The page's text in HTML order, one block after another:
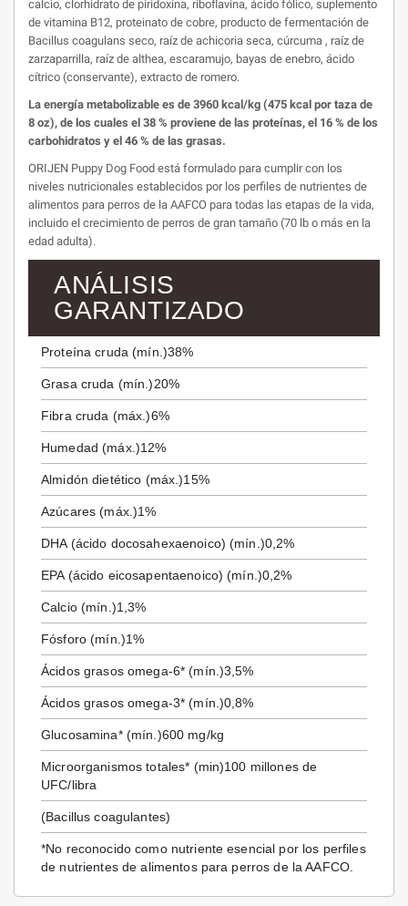
calcio, clorhidrato de piridoxina, riboflavina, ácido fólico, suplemento
de vitamina B12, proteinato de cobre, producto de fermentación de
Bacillus coagulans seco, raíz de achicoria seca, cúrcuma , raíz de
zarzaparrilla, raíz de althea, escaramujo, bayas de enebro, ácido
cítrico (conservante), extracto de romero.
La energía metabolizable es de 3960 kcal/kg (475 kcal por taza de
8 oz), de los cuales el 38 % proviene de las proteínas, el 16 % de los
carbohidratos y el 46 % de las grasas.
ORIJEN Puppy Dog Food está formulado para cumplir con los
niveles nutricionales establecidos por los perfiles de nutrientes de
alimentos para perros de la AAFCO para todas las etapas de la vida,
incluido el crecimiento de perros de gran tamaño (70 lb o más en la
edad adulta).
ANÁLISIS
GARANTIZADO
Proteína cruda (mín.)38%
Grasa cruda (mín.)20%
Fibra cruda (máx.)6%
Humedad (máx.)12%
Almidón dietético (máx.)15%
Azúcares (máx.)1%
DHA (ácido docosahexaenoico) (mín.)0,2%
EPA (ácido eicosapentaenoico) (mín.)0,2%
Calcio (mín.)1,3%
Fósforo (mín.)1%
Ácidos grasos omega-6* (mín.)3,5%
Ácidos grasos omega-3* (mín.)0,8%
Glucosamina* (mín.)600 mg/kg
Microorganismos totales* (min)100 millones de
UFC/libra
(Bacillus coagulantes)
*No reconocido como nutriente esencial por los perfiles
de nutrientes de alimentos para perros de la AAFCO.